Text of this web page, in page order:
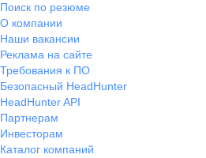
Поиск по резюме
О компании
Наши вакансии
Реклама на сайте
Требования к ПО
Безопасный HeadHunter
HeadHunter API
Партнерам
Инвесторам
Каталог компаний